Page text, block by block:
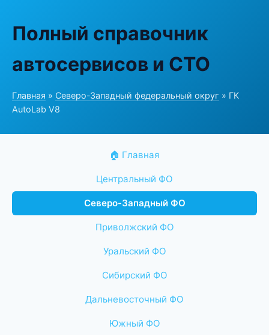
Полный справочник
автосервисов и СТО
Главная » Северо-Западный федеральный округ » ГК
AutoLab V8
🏠 Главная
Центральный ФО
Северо-Западный ФО
Приволжский ФО
Уральский ФО
Сибирский ФО
Дальневосточный ФО
Южный ФО